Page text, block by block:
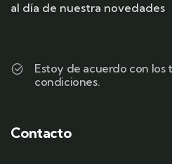
al día de nuestra novedades
Estoy de acuerdo con los
condiciones.
Contacto